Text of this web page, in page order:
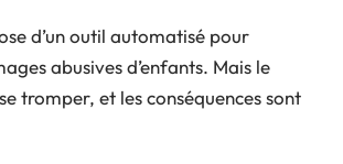
d’un outil automatisé pour
abusives d’enfants. Mais le
tromper, et les conséquences sont